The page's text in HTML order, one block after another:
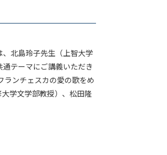
北島玲子先生（上智大学
テーマにご講義いただき
ランチェスカの愛の歌をめ
学文学部教授）、松田隆